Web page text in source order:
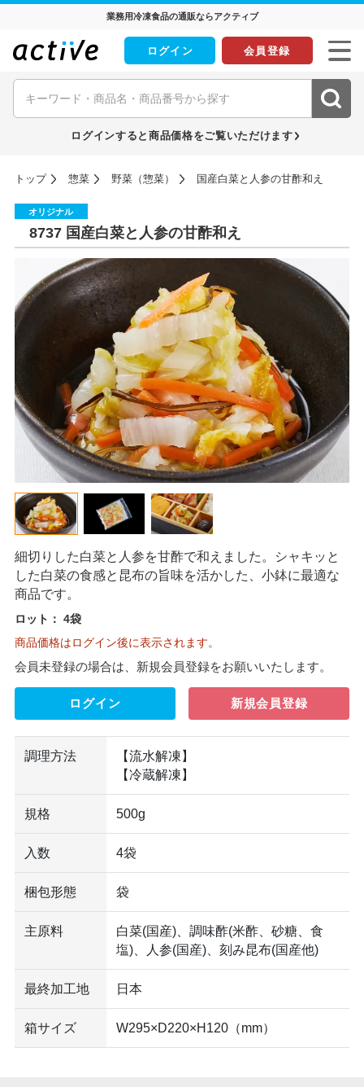
業務用冷凍食品の通販ならアクティブ
ログイン 会員登録
ログインすると商品価格をご覧いただけます
トップ 惣菜 野菜（惣菜） 国産白菜と人参の甘酢和え
オリジナル
8737 国産白菜と人参の甘酢和え
細切りした白菜と人参を甘酢で和えました。シャキッと
した白菜の食感と昆布の旨味を活かした、小鉢に最適な
商品です。
ロット： 4袋
商品価格はログイン後に表示されます。
会員未登録の場合は、新規会員登録をお願いいたします。
ログイン 新規会員登録
調理方法
【流水解凍】
【冷蔵解凍】
規格 500g
入数 4袋
梱包形態 袋
主原料
白菜(国産)、調味酢(米酢、砂糖、食
塩)、人参(国産)、刻み昆布(国産他)
最終加工地 日本
箱サイズ W295×D220×H120（mm）